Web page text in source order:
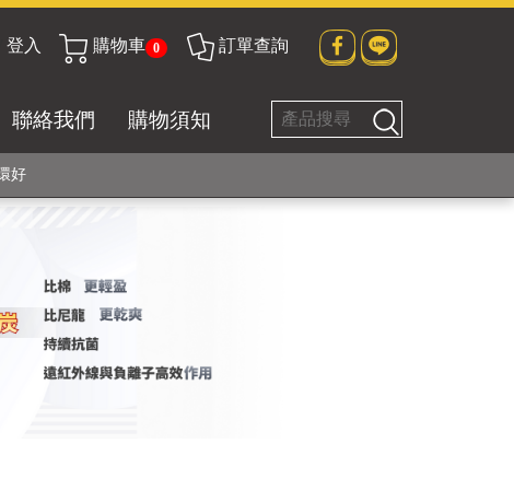
登入 購物車 0 訂單查詢
聯絡我們 購物須知
驗
好